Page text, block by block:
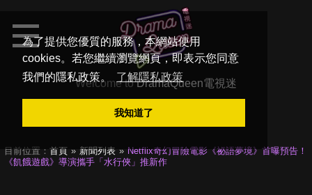
為了提供您優質的服務，本網站使用
cookies。若您繼續瀏覽網頁，即表示您同意
我們的隱私政策。
了解隱私政策
我知道了
Welcome toDramaQueen電視迷
目前位置： 首頁 新聞列表
Netflix奇幻冒險電影《祕語夢境》首曝預告！
《飢餓遊戲》導演攜手「水行俠」推新作